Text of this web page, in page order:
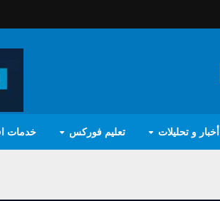
أخبار و تحليلات تعليم فوركس خدمات